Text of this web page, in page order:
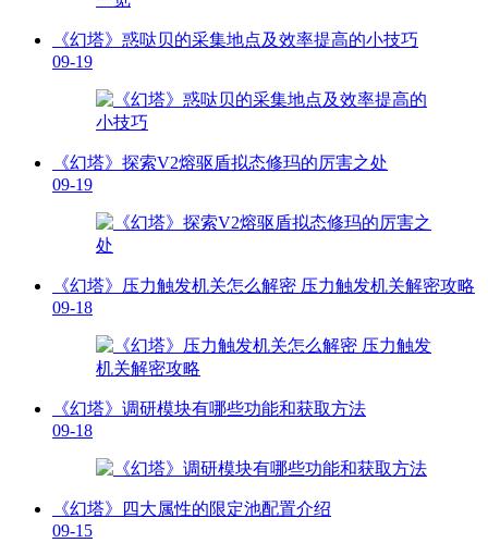
《幻塔》惑哒贝的采集地点及效率提高的小技巧
09-19
《幻塔》探索V2熔驱盾拟态修玛的厉害之处
09-19
《幻塔》压力触发机关怎么解密 压力触发机关解密攻略
09-18
《幻塔》调研模块有哪些功能和获取方法
09-18
《幻塔》四大属性的限定池配置介绍
09-15